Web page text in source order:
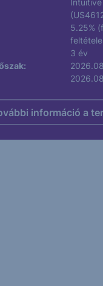
5.25%
3 év
információ a